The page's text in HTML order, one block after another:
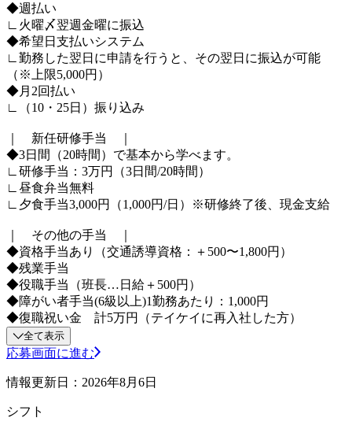
◆週払い
∟火曜〆翌週金曜に振込
◆希望日支払いシステム
∟勤務した翌日に申請を行うと、その翌日に振込が可能
（※上限5,000円）
◆月2回払い
∟（10・25日）振り込み
｜ 新任研修手当 ｜
◆3日間（20時間）で基本から学べます。
∟研修手当：3万円（3日間/20時間）
∟昼食弁当無料
∟夕食手当3,000円（1,000円/日）※研修終了後、現金支給
｜ その他の手当 ｜
◆資格手当あり（交通誘導資格：＋500〜1,800円）
◆残業手当
◆役職手当（班長…日給＋500円）
◆障がい者手当(6級以上)1勤務あたり：1,000円
◆復職祝い金 計5万円（テイケイに再入社した方）
全て表示
応募画面に進む
情報更新日：2026年8月6日
シフト